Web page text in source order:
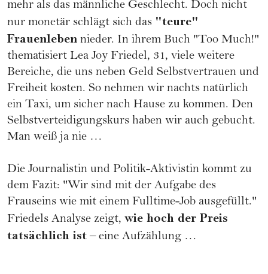
mehr als das männliche Geschlecht. Doch nicht
nur monetär schlägt sich das "teure"
Frauenleben nieder. In ihrem Buch "Too Much!"
thematisiert Lea Joy Friedel, 31, viele weitere
Bereiche, die uns neben Geld Selbstvertrauen und
Freiheit kosten. So nehmen wir nachts natürlich
ein Taxi, um sicher nach Hause zu kommen. Den
Selbstverteidigungskurs haben wir auch gebucht.
Man weiß ja nie …
Die Journalistin und Politik-Aktivistin kommt zu
dem Fazit: "Wir sind mit der Aufgabe des
Frauseins wie mit einem Fulltime-Job ausgefüllt."
Friedels Analyse zeigt, wie hoch der Preis
tatsächlich ist– eine Aufzählung …